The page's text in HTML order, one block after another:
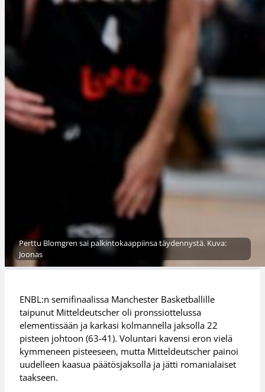
Perttu Blomgren sai palkintokaappiinsa täydennystä. Kuva:
Joonas
ENBL:n semifinaalissa Manchester Basketballille
taipunut Mitteldeutscher oli pronssiottelussa
elementissään ja karkasi kolmannella jaksolla 22
pisteen johtoon (63-41). Voluntari kavensi eron vielä
kymmeneen pisteeseen, mutta Mitteldeutscher painoi
uudelleen kaasua päätösjaksolla ja jätti romanialaiset
taakseen.